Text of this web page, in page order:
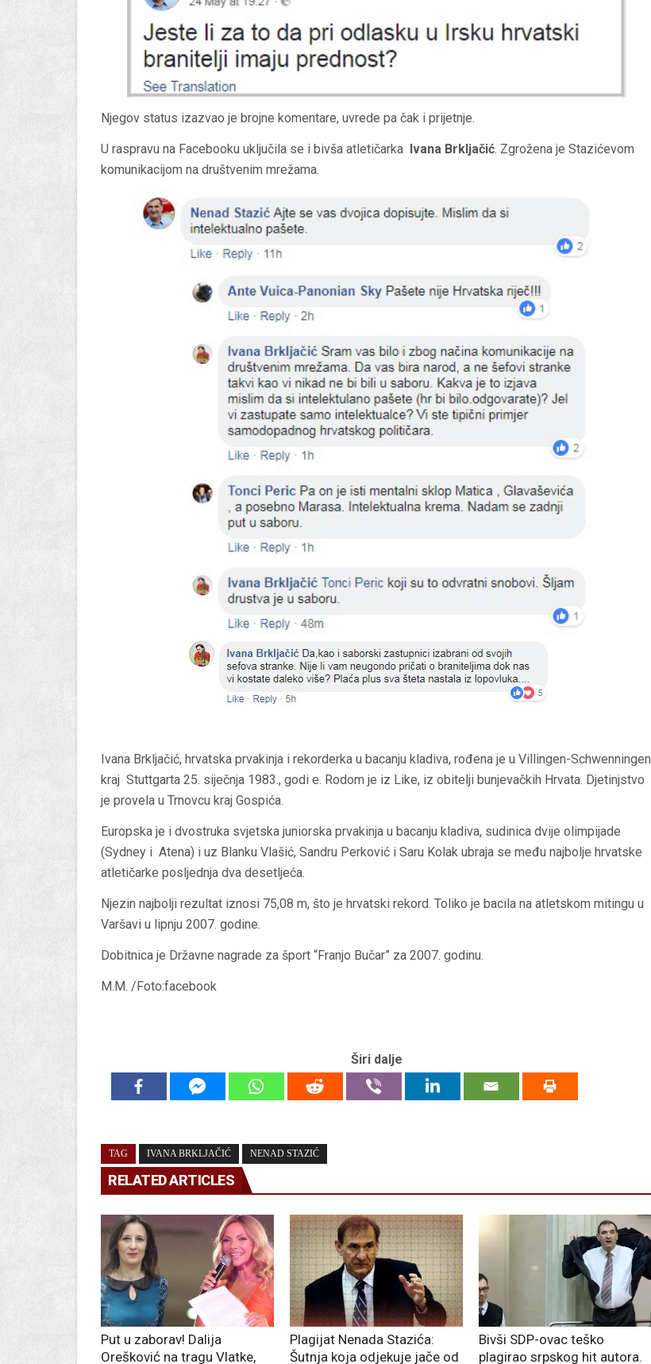
Njegov status izazvao je brojne komentare, uvrede pa čak i prijetnje.
U raspravu na Facebooku uključila se i bivša atletičarka Ivana Brkljačić. Zgrožena je Stazićevom
komunikacijom na društvenim mrežama.
Ivana Brkljačić, hrvatska prvakinja i rekorderka u bacanju kladiva, rođena je u Villingen-Schwenningen
kraj Stuttgarta 25. siječnja 1983., godi e. Rodom je iz Like, iz obitelji bunjevačkih Hrvata. Djetinjstvo
je provela u Trnovcu kraj Gospića.
Europska je i dvostruka svjetska juniorska prvakinja u bacanju kladiva, sudinica dvije olimpijade
(Sydney i Atena) i uz Blanku Vlašić, Sandru Perković i Saru Kolak ubraja se među najbolje hrvatske
atletičarke posljednja dva desetljeća.
Njezin najbolji rezultat iznosi 75,08 m, što je hrvatski rekord. Toliko je bacila na atletskom mitingu u
Varšavi u lipnju 2007. godine.
Dobitnica je Državne nagrade za šport “Franjo Bučar” za 2007. godinu.
M.M. /Foto:facebook
Širi dalje
TAG IVANA BRKLJAČIĆ NENAD STAZIĆ
RELATED ARTICLES
Put u zaborav! Dalija
Orešković na tragu Vlatke,
Plagijat Nenada Stazića:
Šutnja koja odjekuje jače od
Bivši SDP-ovac teško
plagirao srpskog hit autora.